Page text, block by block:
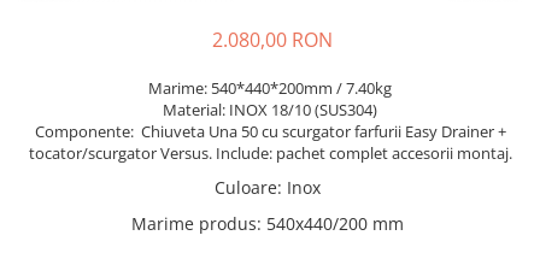
2.080,00 RON
Marime: 540*440*200mm / 7.40kg
Material: INOX 18/10 (SUS304)
Componente: Chiuveta Una 50 cu scurgator farfurii Easy Drainer +
tocator/scurgator Versus. Include: pachet complet accesorii montaj.
Culoare: Inox
Marime produs: 540x440/200 mm